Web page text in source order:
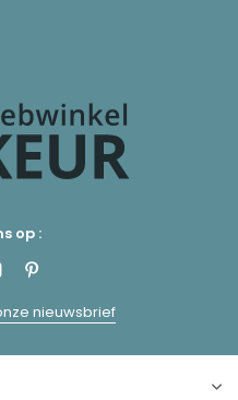
op :
nieuwsbrief